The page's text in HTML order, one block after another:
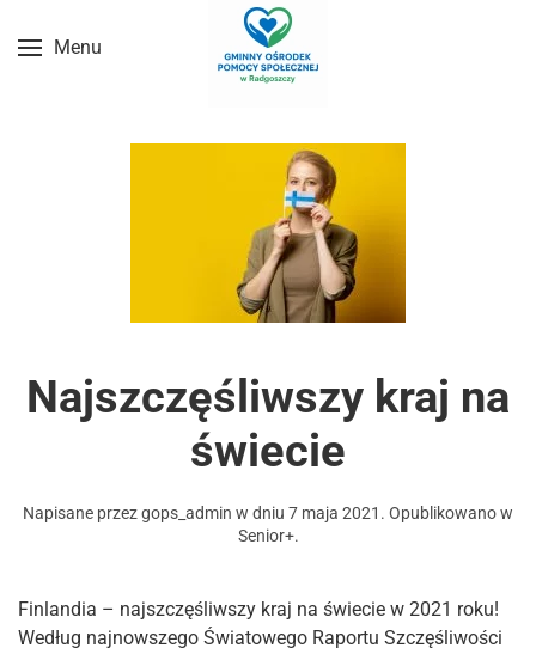
Przejdź do treści głównej
Menu
Najszczęśliwszy kraj na
świecie
Napisane przezgops_admin w dniu 7 maja 2021 . Opublikowano w
Senior+.
Finlandia – najszczęśliwszy kraj na świecie w 2021 roku!
Według najnowszego Światowego Raportu Szczęśliwości